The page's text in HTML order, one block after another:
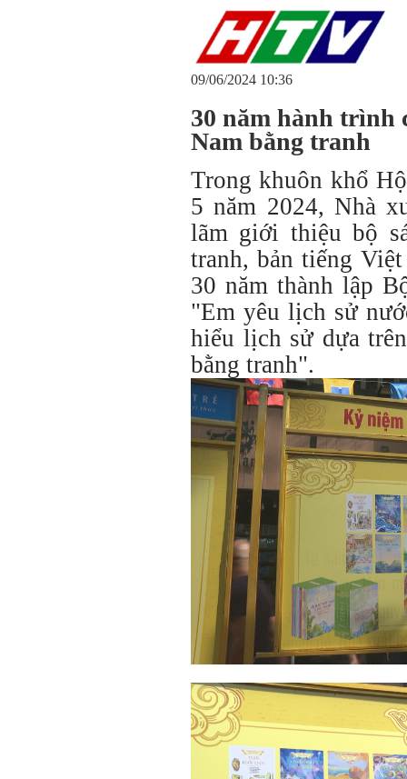
09/06/2024 10:36
30 năm hành trình
Nam bằng tranh
Trong khuôn khổ
5 năm 2024, Nhà
lãm giới thiệu bộ
tranh, bản tiếng
30 năm thành lập
"Em yêu lịch sử
hiểu lịch sử dựa
bằng tranh".